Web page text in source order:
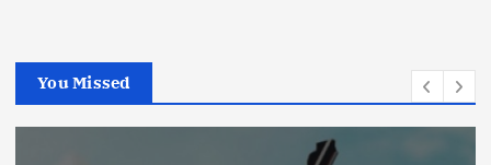
You Missed